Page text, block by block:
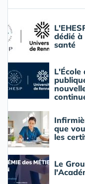
dédié
santé
L'École
que
les
Le